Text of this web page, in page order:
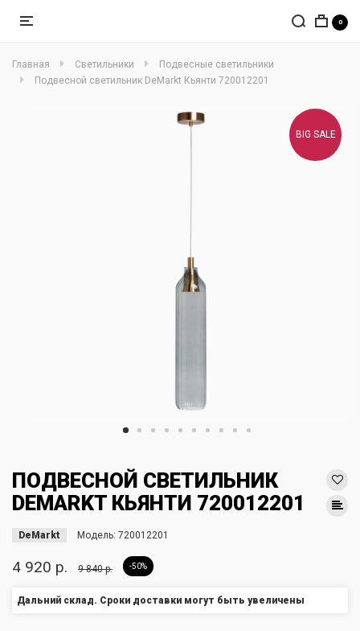
0
Главная Светильники
Подвесные светильники
Подвесной светильник DeMarkt Кьянти 720012201
BIG SALE
ПОДВЕСНОЙ СВЕТИЛЬНИК
DEMARKT КЬЯНТИ 720012201
DeMarkt Модель: 720012201
4 920 р. 9 840 р. -50%
Дальний склад. Сроки доставки могут быть увеличены